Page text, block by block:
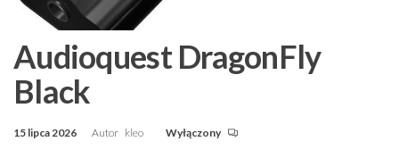
Audioquest DragonFly
Black
15 lipca 2026 Autor kleo Wyłączony